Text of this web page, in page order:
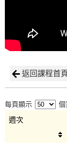
返回課程首
每頁顯示 個
週次